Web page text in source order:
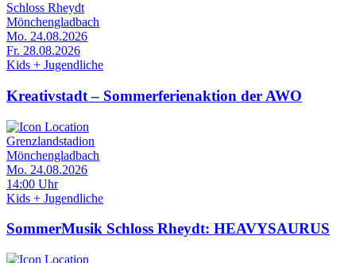
Schloss Rheydt
Mönchengladbach
Mo. 24.08.2026
Fr. 28.08.2026
Kids + Jugendliche
Kreativstadt – Sommerferienaktion der AWO
Grenzlandstadion
Mönchengladbach
Mo. 24.08.2026
14:00 Uhr
Kids + Jugendliche
SommerMusik Schloss Rheydt: HEAVYSAURUS